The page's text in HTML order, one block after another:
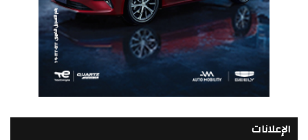
الإعلانات